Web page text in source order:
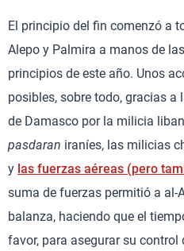
El principio del fin comenzó a
Alepo y Palmira a manos de
principios de este año. Unos
posibles, sobre todo, gracias
de Damasco por la milicia
pasdaran iraníes, las milicias
y las fuerzas aéreas (pero
suma de fuerzas permitió a al-
balanza, haciendo que el
favor, para asegurar su control